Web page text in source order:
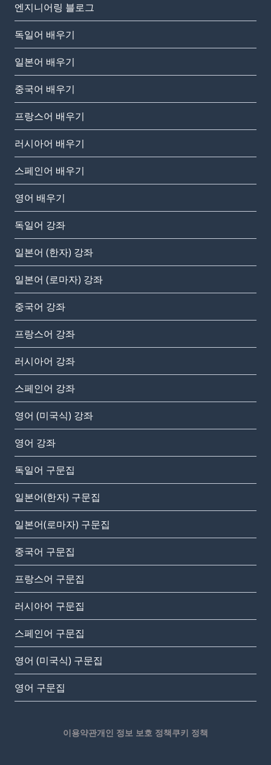
엔지니어링 블로그
독일어 배우기
일본어 배우기
중국어 배우기
프랑스어 배우기
러시아어 배우기
스페인어 배우기
영어 배우기
독일어 강좌
일본어 (한자) 강좌
일본어 (로마자) 강좌
중국어 강좌
프랑스어 강좌
러시아어 강좌
스페인어 강좌
영어 (미국식) 강좌
영어 강좌
독일어 구문집
일본어(한자) 구문집
일본어(로마자) 구문집
중국어 구문집
프랑스어 구문집
러시아어 구문집
스페인어 구문집
영어 (미국식) 구문집
영어 구문집
이용약관개인 정보 보호 정책쿠키 정책